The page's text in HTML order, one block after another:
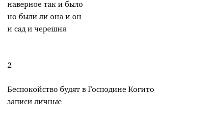
наверное так и было
но были ли она и он
и сад и черешня
2
Беспокойство будят в Господине Когито
записи личные